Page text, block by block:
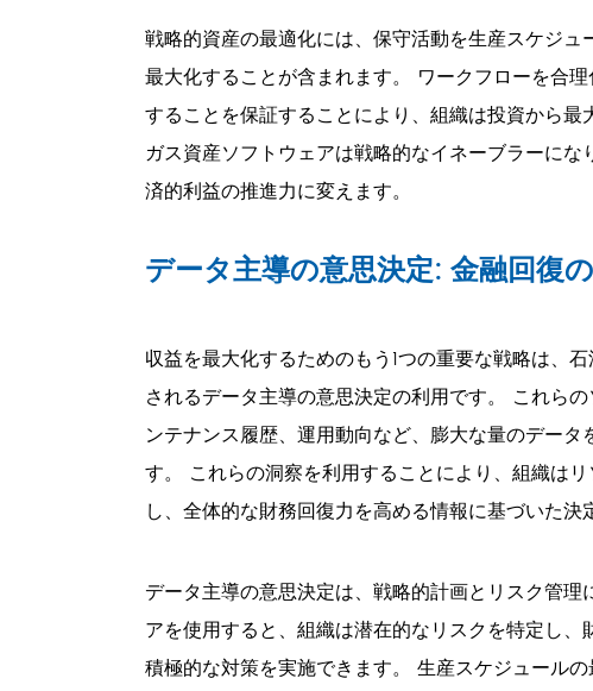
戦略的資産の最適化には、保守活動を生産スケジ
最大化することが含まれます。 ワークフローを合
することを保証することにより、組織は投資から
ガス資産ソフトウェアは戦略的なイネーブラーに
済的利益の推進力に変えます。
データ主導の意思決定: 金融回復
収益を最大化するためのもう1つの重要な戦略は、
されるデータ主導の意思決定の利用です。 これら
ンテナンス履歴、運用動向など、膨大な量のデー
す。 これらの洞察を利用することにより、組織は
し、全体的な財務回復力を高める情報に基づいた決
データ主導の意思決定は、戦略的計画とリスク管
アを使用すると、組織は潜在的なリスクを特定し
積極的な対策を実施できます。 生産スケジュール